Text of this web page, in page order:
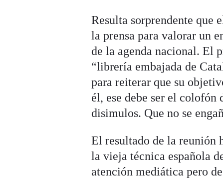
Resulta sorprendente que
la prensa para valorar un
de la agenda nacional. El
“librería embajada de
para reiterar que su
él, ese debe ser el
disimulos. Que no se
El resultado de la reunión
la vieja técnica española
atención mediática pero